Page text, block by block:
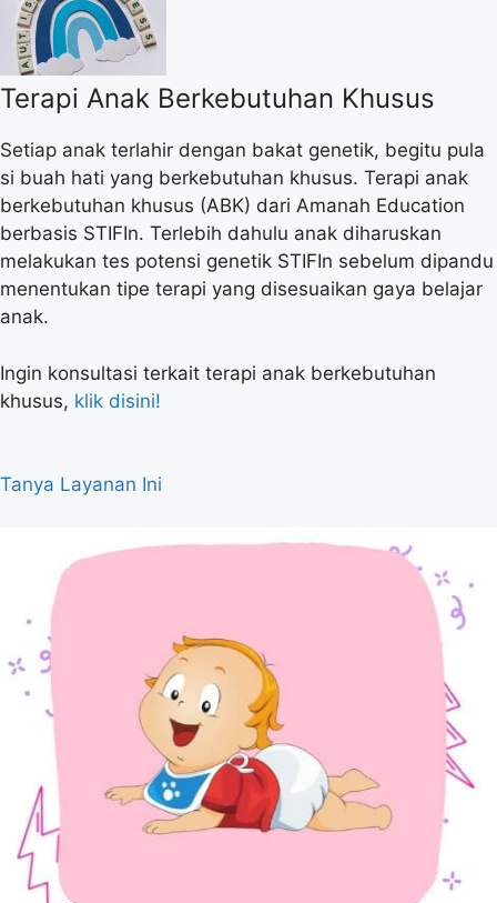
Terapi Anak Berkebutuhan Khusus
Setiap anak terlahir dengan bakat genetik, begitu pula
si buah hati yang berkebutuhan khusus. Terapi anak
berkebutuhan khusus (ABK) dari Amanah Education
berbasis STIFIn. Terlebih dahulu anak diharuskan
melakukan tes potensi genetik STIFIn sebelum dipandu
menentukan tipe terapi yang disesuaikan gaya belajar
anak.
Ingin konsultasi terkait terapi anak berkebutuhan
khusus, klik disini!
Tanya Layanan Ini